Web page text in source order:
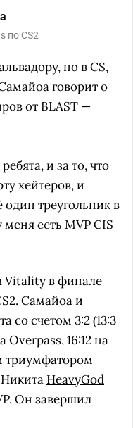
по CS2
но в CS,
говорит о
от BLAST —
и за то, что
хейтеров, и
треугольник в
есть MVP CIS
Vitality в финале
Самайоа и
со счетом 3:2 (13:3
Overpass, 16:12 на
триумфатором
HeavyGod
Он завершил